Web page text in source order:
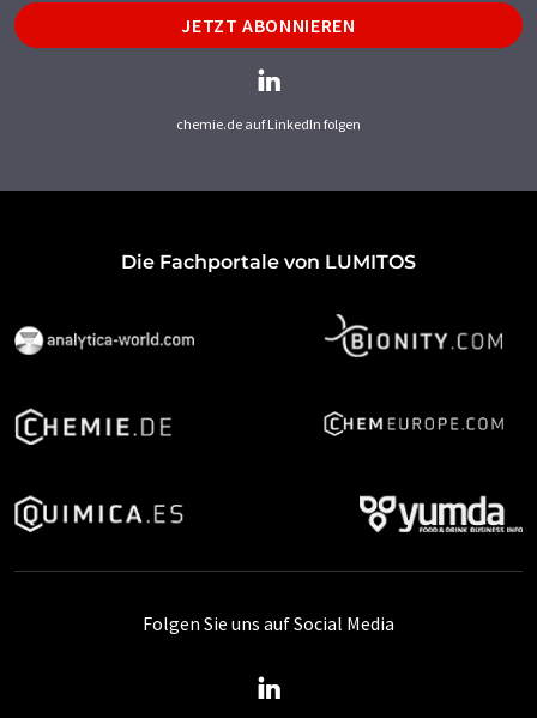
JETZT ABONNIEREN
chemie.de auf LinkedIn folgen
Die Fachportale von LUMITOS
Folgen Sie uns auf Social Media